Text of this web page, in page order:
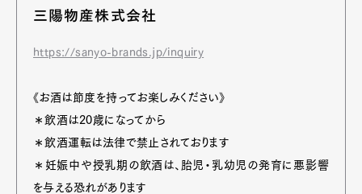
三陽物産株式会社
https://sanyo-brands.jp/inquiry
《お酒は節度を持ってお楽しみください》
＊飲酒は20歳になってから
＊飲酒運転は法律で禁止されております
＊妊娠中や授乳期の飲酒は、胎児・乳幼児の発育に悪影響
を与える恐れがあります